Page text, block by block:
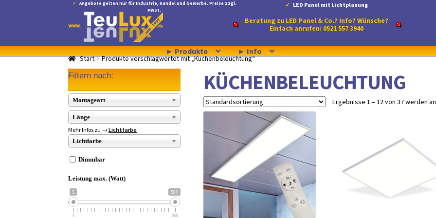
Angebote gelten nur für Industrie, Handel und Gewerbe. Preise zzgl.
MwSt.
LED Panel mit Lichtplanung
Navigation
springen
Inhalt
springen
Beratung zu LED Panel & Co.? Info? Wünsche?
Einfach anrufen: 0521 557 3940
► Produkte ► Info
Start Produkte verschlagwortet mit „Küchenbeleuchtung“
KÜCHENBELEUCHTUNG
Ergebnisse 1 – 12 von 37 werden
Filtern nach:
Montageart
Länge
Mehr Infos zu →Lichtfarbe
Lichtfarbe
Dimmbar
Leistung max. (Watt)
5 500
5 500